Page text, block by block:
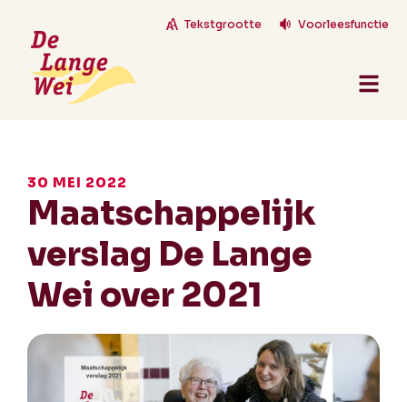
Tekstgrootte Voorleesfunctie
30 MEI 2022
Maatschappelijk
verslag De Lange
Wei over 2021